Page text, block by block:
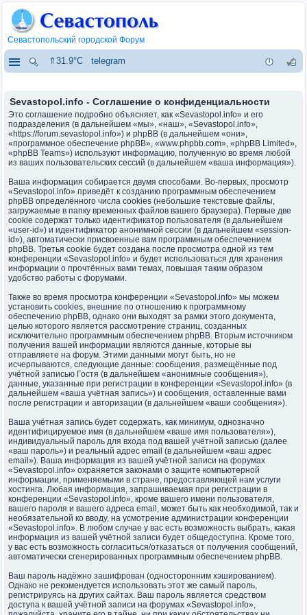
Севастопольский городской Форум
⇑31.9°C telegram
Sevastopol.info - Соглашение о конфиденциальности
Это соглашение подробно объясняет, как «Sevastopol.info» и его
подразделения (в дальнейшем «мы», «наш», «Sevastopol.info»,
«https://forum.sevastopol.info») и phpBB (в дальнейшем «они»,
«программное обеспечение phpBB», «www.phpbb.com», «phpBB Limited»,
«phpBB Teams») используют информацию, полученную во время любой
из ваших пользовательских сессий (в дальнейшем «ваша информация»).
Ваша информация собирается двумя способами. Во-первых, просмотр
«Sevastopol.info» приведёт к созданию программным обеспечением
phpBB определённого числа cookies (небольшие текстовые файлы,
загружаемые в папку временных файлов вашего браузера). Первые две
cookie содержат только идентификатор пользователя (в дальнейшем
«user-id») и идентификатор анонимной сессии (в дальнейшем «session-
id»), автоматически присвоенные вам программным обеспечением
phpBB. Третья cookie будет создана после просмотра одной из тем
конференции «Sevastopol.info» и будет использоваться для хранения
информации о прочтённых вами темах, повышая таким образом
удобство работы с форумами.
Также во время просмотра конференции «Sevastopol.info» мы можем
установить cookies, внешние по отношению к программному
обеспечению phpBB, однако они выходят за рамки этого документа,
целью которого является рассмотрение страниц, созданных
исключительно программным обеспечением phpBB. Вторым источником
получения вашей информации являются данные, которые вы
отправляете на форум. Этими данными могут быть, но не
исчерпываются, следующие данные: сообщения, размещённые под
учётной записью Гостя (в дальнейшем «анонимные сообщения»),
данные, указанные при регистрации в конференции «Sevastopol.info» (в
дальнейшем «ваша учётная запись») и сообщения, оставленные вами
после регистрации и авторизации (в дальнейшем «ваши сообщения»).
Ваша учётная запись будет содержать, как минимум, однозначно
идентифицируемое имя (в дальнейшем «ваше имя пользователя»),
индивидуальный пароль для входа под вашей учётной записью (далее
«ваш пароль») и реальный адрес email (в дальнейшем «ваш адрес
email»). Ваша информация из вашей учётной записи на форумах
«Sevastopol.info» охраняется законами о защите компьютерной
информации, применяемыми в стране, предоставляющей нам услуги
хостинга. Любая информация, запрашиваемая при регистрации в
конференции «Sevastopol.info», кроме вашего имени пользователя,
вашего пароля и вашего адреса email, может быть как необходимой, так и
необязательной ко вводу, на усмотрение администрации конференции
«Sevastopol.info». В любом случае у вас есть возможность выбрать, какая
информация из вашей учётной записи будет общедоступна. Кроме того,
у вас есть возможность согласиться/отказаться от получения сообщений,
автоматически сгенерированных программным обеспечением phpBB.
Ваш пароль надёжно зашифрован (односторонним хэшированием).
Однако не рекомендуется использовать этот же самый пароль,
регистрируясь на других сайтах. Ваш пароль является средством
доступа к вашей учётной записи на форумах «Sevastopol.info»,